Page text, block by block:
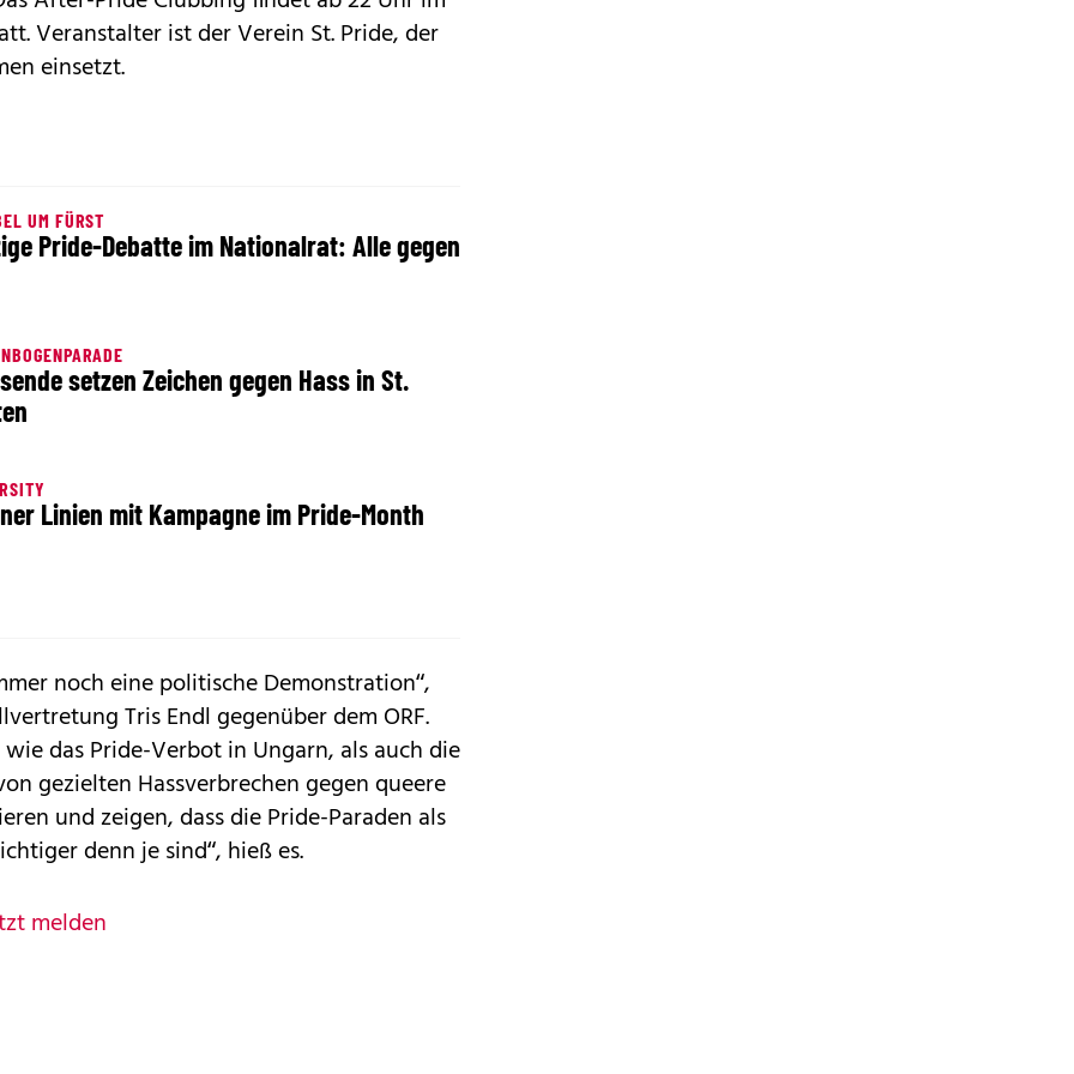
Veranstalter ist der Verein St. Pride, der
einsetzt.
UM FÜRST
Pride-Debatte im Nationalrat: Alle gegen
setzen Zeichen gegen Hass in St.
Linien mit Kampagne im Pride-Month
noch eine politische Demonstration“,
Tris Endl gegenüber dem ORF.
das Pride-Verbot in Ungarn, als auch die
gezielten Hassverbrechen gegen queere
und zeigen, dass die Pride-Paraden als
denn je sind“, hieß es.
melden